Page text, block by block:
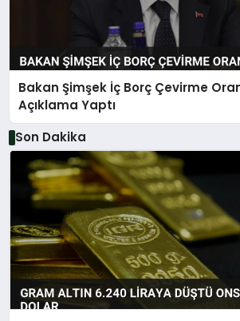
Bakan Şimşek İç Borç Çevirme
Açıklama Yaptı
Son Dakika